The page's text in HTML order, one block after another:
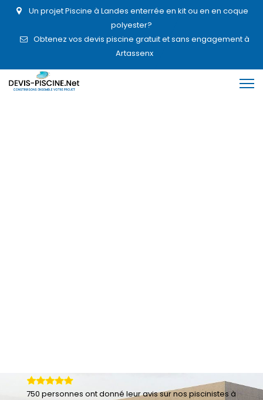
Un projet Piscine à Landes enterrée en kit ou en en coque
polyester?
Obtenez vos devis piscine gratuit et sans engagement à
Artassenx
750 personnes ont donné leuravis sur nos piscinistes à